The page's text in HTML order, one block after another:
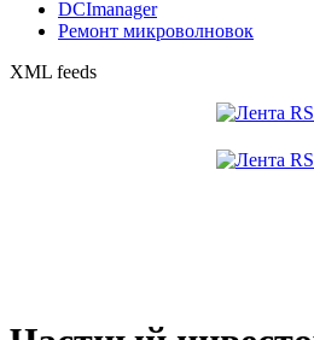
DCImanager
Ремонт микроволновок
XML feeds